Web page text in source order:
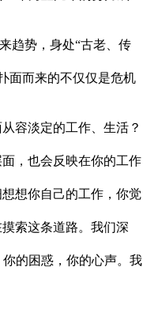
趋势，身处“古老、传
面而来的不仅仅是危机
容淡定的工作、生活？
，也会反映在你的工作
想你自己的工作，你觉
索这条道路。我们深
的困惑，你的心声。我